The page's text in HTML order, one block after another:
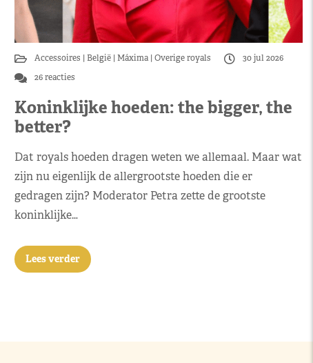
Accessoires België Máxima Overige royals
30 jul 2026
26 reacties
Koninklijke hoeden: the bigger, the
better?
Dat royals hoeden dragen weten we allemaal. Maar wat
zijn nu eigenlijk de allergrootste hoeden die er
gedragen zijn? Moderator Petra zette de grootste
koninklijke…
Lees verder